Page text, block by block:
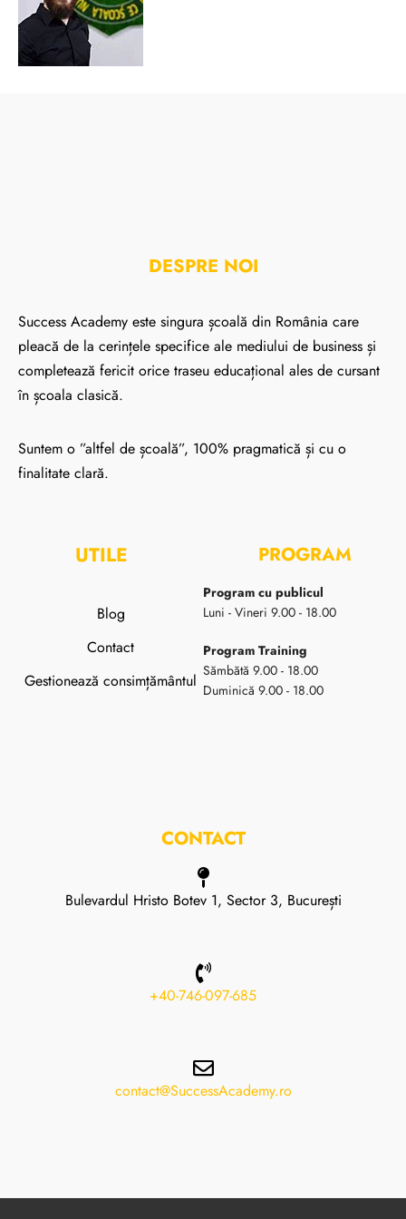
DESPRE NOI
Success Academy este singura școală din România care
pleacă de la cerințele specifice ale mediului de business și
completează fericit orice traseu educațional ales de cursant
în școala clasică.
Suntem o ”altfel de școală”, 100% pragmatică și cu o
finalitate clară.
UTILE
Blog
Contact
Gestionează consimțământul
PROGRAM
Program cu publicul
Luni - Vineri 9.00 - 18.00
Program Training
Sămbătă 9.00 - 18.00
Duminică 9.00 - 18.00
CONTACT
Bulevardul Hristo Botev 1, Sector 3, București
+40-746-097-685
contact@SuccessAcademy.ro